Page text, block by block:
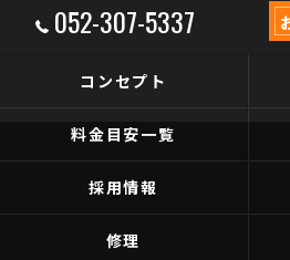
052-307-5337
コンセプト
料金目安一覧
採用情報
修理